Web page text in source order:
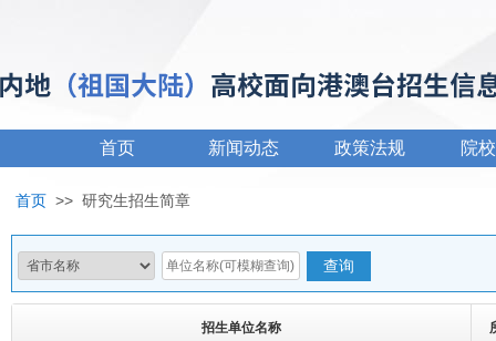
首页 新闻动态 政策法规 院
首页 >> 研究生招生简章
招生单位名称